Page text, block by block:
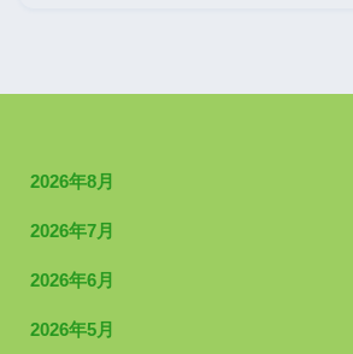
2026年8月
2026年7月
2026年6月
2026年5月